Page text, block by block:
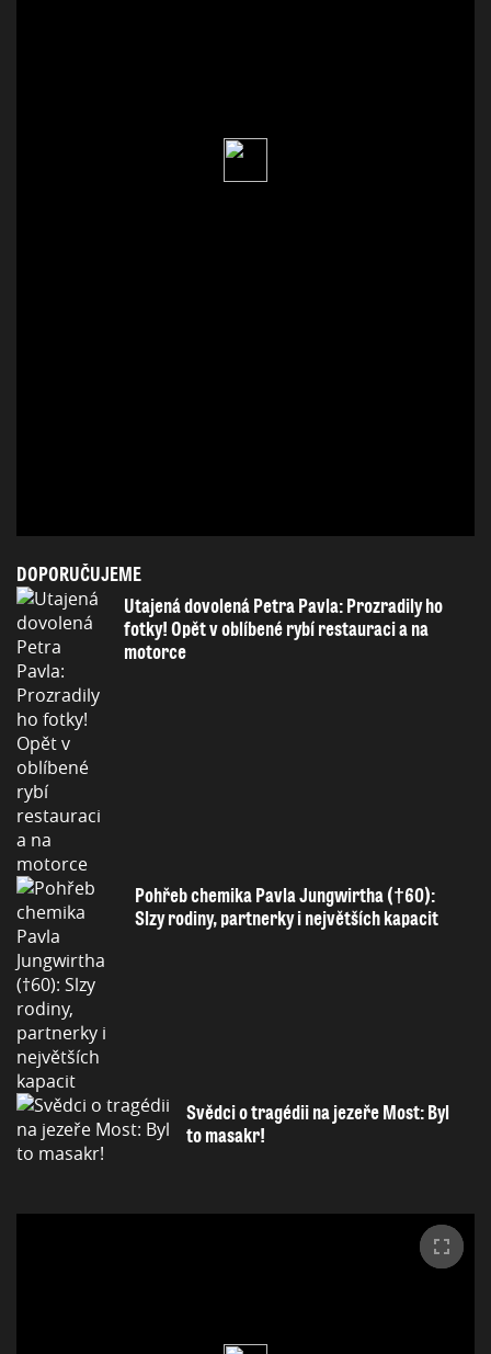
DOPORUČUJEME
Utajená dovolená Petra Pavla: Prozradily ho
fotky! Opět v oblíbené rybí restauraci a na
motorce
Pohřeb chemika Pavla Jungwirtha (†60):
Slzy rodiny, partnerky i největších kapacit
Svědci o tragédii na jezeře Most: Byl
to masakr!